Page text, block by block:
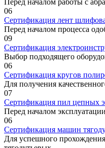
Перед началом работы с
06
Сертификация лент
Перед началом процесса
09
Сертификация
Выбор подходящего
06
Сертификация кругов
Для получения
07
Сертификация пил цепных
Перед началом
06
Сертификация машин
Для успешного